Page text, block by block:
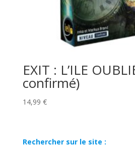
EXIT : L’ILE
confirmé)
14,99 €
Rechercher sur le site :